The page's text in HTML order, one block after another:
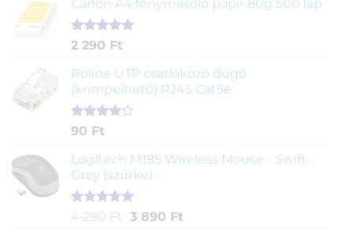
értékelés
alapján
Canon A4 fénymásoló papír 80g 500 lap
Értékelés
ből,
2
értékelés
alapján
2 290 Ft
Roline UTP csatlakozó dugó
(krimpelhető) RJ45 Cat5e
Értékelés
5-ből,
2
értékelés
alapján
90 Ft
Logitech M185 Wireless Mouse - Swift
Grey (szürke)
Értékelés
1
4 290 Ft Original
3 890 FtCurrent